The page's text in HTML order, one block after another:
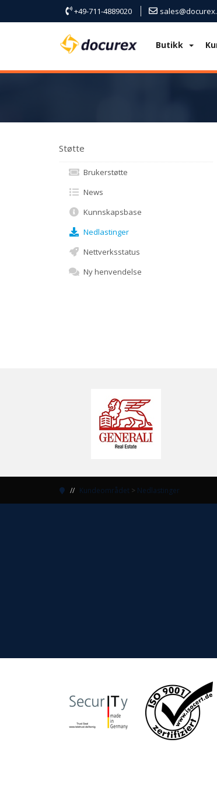
+49-711-4889020
Butikk
Støtte
Brukerstøtte
News
Kunnskapsbase
Nedlastinger
Nettverksstatus
Ny henvendelse
Kundeområdet > Nedlastinger